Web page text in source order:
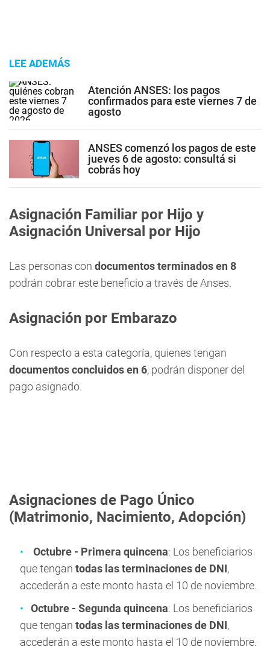
LEE ADEMÁS
Atención ANSES: los pagos
confirmados para este viernes 7 de
agosto
ANSES comenzó los pagos de este
jueves 6 de agosto: consultá si
cobrás hoy
Asignación Familiar por Hijo y
Asignación Universal por Hijo
Las personas con documentos terminados en 8
podrán cobrar este beneficio a través de Anses.
Asignación por Embarazo
Con respecto a esta categoría, quienes tengan
documentos concluidos en 6, podrán disponer del
pago asignado.
Asignaciones de Pago Único
(Matrimonio, Nacimiento, Adopción)
Octubre - Primera quincena: Los beneficiarios
que tengan todas las terminaciones de DNI,
accederán a este monto hasta el 10 de noviembre.
Octubre - Segunda quincena: Los beneficiarios
que tengan todas las terminaciones de DNI,
accederán a este monto hasta el 10 de noviembre.